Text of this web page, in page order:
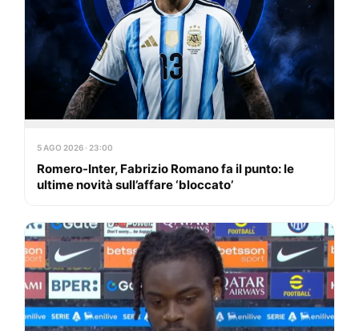
5 AGO 2026 · 23:00
Romero-Inter, Fabrizio Romano fa il punto: le
ultime novità sull’affare ‘bloccato’